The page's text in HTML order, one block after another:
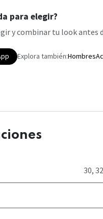
para elegir?
y combinar tu look antes
Explora también:Hombres
30, 32